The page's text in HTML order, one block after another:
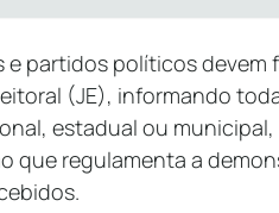
partidos políticos devem
(JE), informando
estadual ou
que regulamenta a